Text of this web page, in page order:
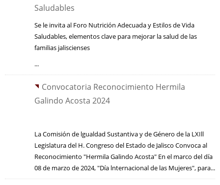
Saludables
Se le invita al Foro Nutrición Adecuada y Estilos de Vida
Saludables, elementos clave para mejorar la salud de las
familias jaliscienses
...
Convocatoria Reconocimiento Hermila
Galindo Acosta 2024
La Comisión de lgualdad Sustantiva y de Género de la LXIll
Legislatura del H. Congreso del Estado de Jalisco Convoca al
Reconocimiento "Hermila Galindo Acosta" En el marco del día
08 de marzo de 2024, "Día lnternacional de las Mujeres", para...